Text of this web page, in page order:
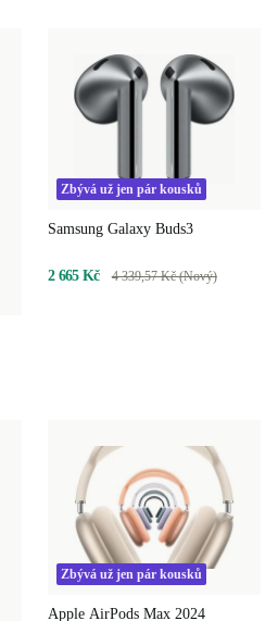
Zbývá už jen pár kousků
Samsung Galaxy Buds3
2 665 Kč 4 339,57 Kč (Nový)
Zbývá už jen pár kousků
Apple AirPods Max 2024